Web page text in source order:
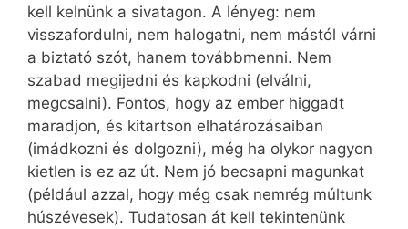
kell kelnünk a sivatagon. A lényeg: nem
visszafordulni, nem halogatni, nem mástól várni
a biztató szót, hanem továbbmenni. Nem
szabad megijedni és kapkodni (elválni,
megcsalni). Fontos, hogy az ember higgadt
maradjon, és kitartson elhatározásaiban
(imádkozni és dolgozni), még ha olykor nagyon
kietlen is ez az út. Nem jó becsapni magunkat
(például azzal, hogy még csak nemrég múltunk
húszévesek). Tudatosan át kell tekintenünk